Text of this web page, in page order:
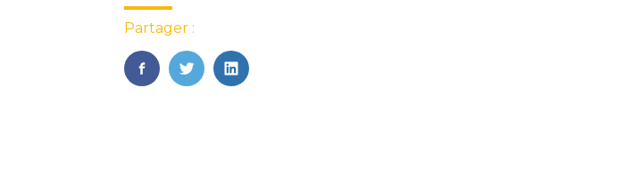
Partager :
FaceBook
TwitterLinkedIn